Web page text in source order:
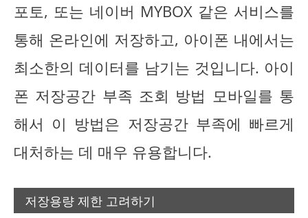
포토, 또는 네이버 MYBOX 같은 서비스를
통해 온라인에 저장하고, 아이폰 내에서는
최소한의 데이터를 남기는 것입니다. 아이
폰 저장공간 부족 조회 방법 모바일를 통
해서 이 방법은 저장공간 부족에 빠르게
대처하는 데 매우 유용합니다.
저장용량 제한 고려하기